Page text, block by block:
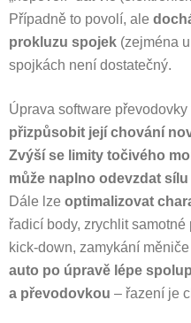
Případně to povolí, ale
prokluzu spojek (zejména
spojkách není dostatečný.
Úprava software
přizpůsobit její chování
Zvýší se limity točivého
může naplno odevzdat
Dále lze optimalizovat
řadicí body, zrychlit
kick-down, zamykání
auto po úpravě lépe
a převodovkou – řazení je